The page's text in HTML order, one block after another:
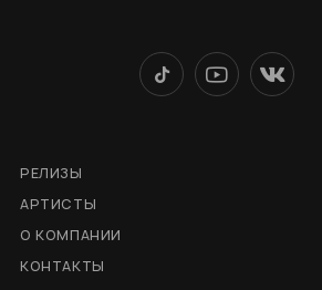
РЕЛИЗЫ
АРТИСТЫ
О КОМПАНИИ
КОНТАКТЫ